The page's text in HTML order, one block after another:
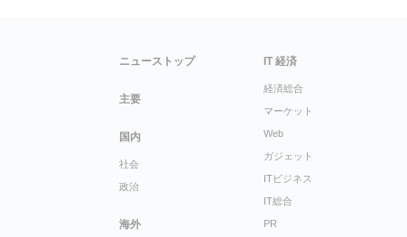
ニューストップ
主要
国内
社会
政治
海外
IT 経済
経済総合
マーケット
Web
ガジェット
ITビジネス
IT総合
PR